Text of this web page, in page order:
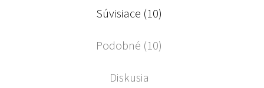
Súvisiace (10)
Podobné (10)
Diskusia